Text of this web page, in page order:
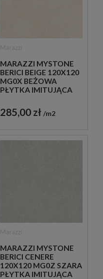
MARAZZI MYSTONE
BERICI BEIGE 120X120
MG0X BEŻOWA
PŁYTKA IMITUJĄCA
285,00 zł m2
MARAZZI MYSTONE
BERICI CENERE
120X120 MG0Z SZARA
PŁYTKA IMITUJĄCA